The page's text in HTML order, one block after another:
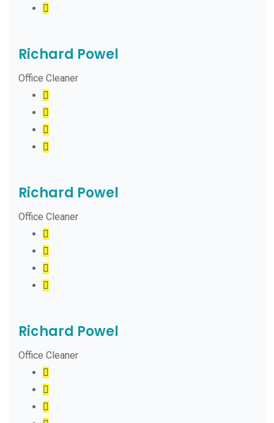
Richard Powel
Office Cleaner
Richard Powel
Office Cleaner
Richard Powel
Office Cleaner